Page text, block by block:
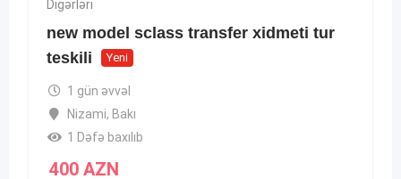
Digərləri
new model sclass transfer xidmeti tur
teskili
Yeni
1 gün əvvəl
Nizami, Bakı
1 Dəfə baxılıb
400 AZN